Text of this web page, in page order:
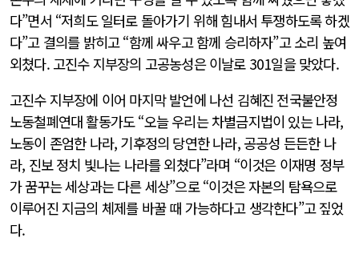
다”면서 “저희도 일터로 돌아가기 위해 힘내서 투쟁하도록 하겠
다”고 결의를 밝히고 “함께 싸우고 함께 승리하자”고 소리 높여
외쳤다. 고진수 지부장의 고공농성은 이날로 301일을 맞았다.
고진수 지부장에 이어 마지막 발언에 나선 김혜진 전국불안정
노동철폐연대 활동가도 “오늘 우리는 차별금지법이 있는 나라,
노동이 존엄한 나라, 기후정의 당연한 나라, 공공성 든든한 나
라, 진보 정치 빛나는 나라를 외쳤다”라며 “이것은 이재명 정부
가 꿈꾸는 세상과는 다른 세상”으로 “이것은 자본의 탐욕으로
이루어진 지금의 체제를 바꿀 때 가능하다고 생각한다”고 짚었
다.